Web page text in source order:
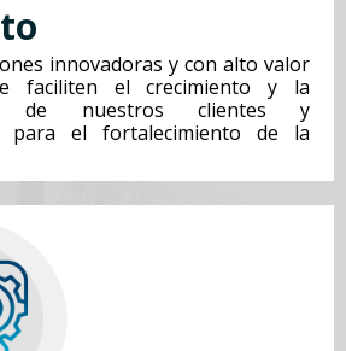
innovadoras y con alto valor
faciliten el crecimiento y la
de nuestros clientes y
para el fortalecimiento de la